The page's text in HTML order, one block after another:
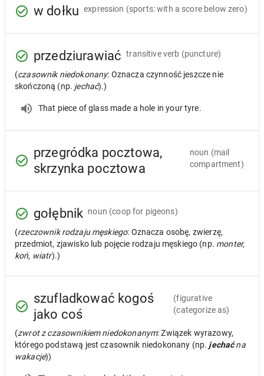
w dołku expression (sports: with a score below zero)
przedziurawiać transitive verb (puncture)
(czasownik niedokonany: Oznacza czynność jeszcze nie
skończoną (np. jechać).)
That piece of glass made a hole in your tyre.
przegródka pocztowa,
skrzynka pocztowa
noun (mail
compartment)
gołębnik noun (coop for pigeons)
(rzeczownik rodzaju męskiego: Oznacza osobę, zwierzę,
przedmiot, zjawisko lub pojęcie rodzaju męskiego (np. monter,
koń, wiatr).)
szufladkować kogoś
jako coś
(figurative
(categorize as)
(zwrot z czasownikiem niedokonanym: Związek wyrazowy,
którego podstawą jest czasownik niedokonany (np. jechaćna
wakacje))